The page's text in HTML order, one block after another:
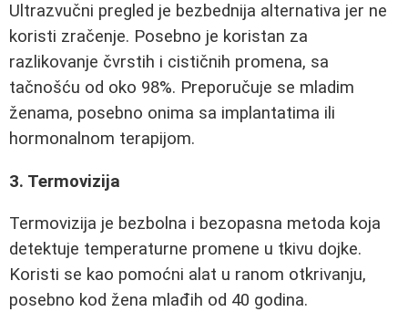
Ultrazvučni pregled je bezbednija alternativa jer ne
koristi zračenje. Posebno je koristan za
razlikovanje čvrstih i cističnih promena, sa
tačnošću od oko 98%. Preporučuje se mladim
ženama, posebno onima sa implantatima ili
hormonalnom terapijom.
3. Termovizija
Termovizija je bezbolna i bezopasna metoda koja
detektuje temperaturne promene u tkivu dojke.
Koristi se kao pomoćni alat u ranom otkrivanju,
posebno kod žena mlađih od 40 godina.